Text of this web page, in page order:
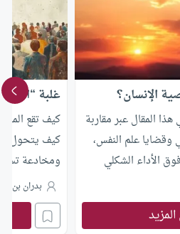
الإنسان؟
المقال عبر مقاربة
وقضايا علم النفس،
الأداء الشكلي
صياغة الإنسان
الحتمية المادية
غلبة
كيف تقع
كيف يتحول
ومخادعة
الفائض
ضمن سلسلة
لحسن تفكيك
بدران بن